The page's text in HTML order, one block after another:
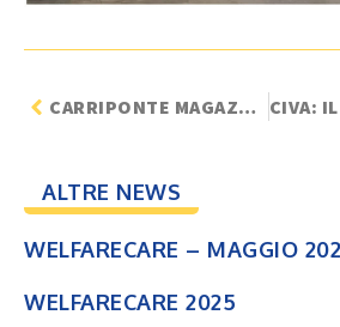
CARRIPONTE MAGAZZINO AUTOMATICO MARCEGAGLIA
ALTRE NEWS
WELFARECARE – MAGGIO
WELFARECARE 2025